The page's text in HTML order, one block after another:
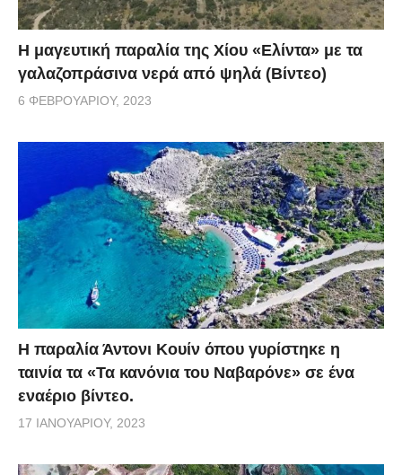
Η μαγευτική παραλία της Χίου «Ελίντα» με τα
γαλαζοπράσινα νερά από ψηλά (Βίντεο)
6 ΦΕΒΡΟΥΑΡΊΟΥ, 2023
Η παραλία Άντονι Κουίν όπου γυρίστηκε η
ταινία τα «Τα κανόνια του Ναβαρόνε» σε ένα
εναέριο βίντεο.
17 ΙΑΝΟΥΑΡΊΟΥ, 2023